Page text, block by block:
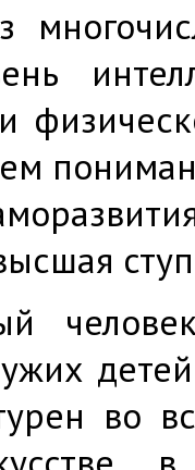
и
во